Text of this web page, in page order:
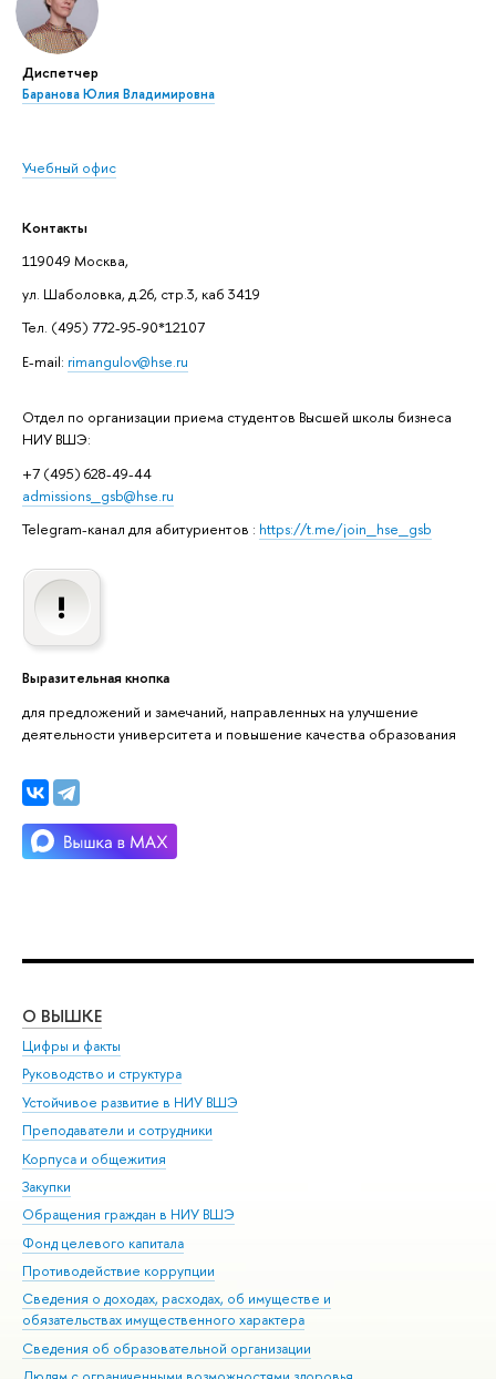
Диспетчер
Баранова Юлия Владимировна
Учебный офис
Контакты
119049 Москва,
ул. Шаболовка, д.26, стр.3, каб 3419
Тел. (495) 772-95-90*12107
E-mail: rimangulov@hse.ru
Отдел по организации приема студентов Высшей школы бизнеса
НИУ ВШЭ:
+7 (495) 628-49-44
admissions_gsb@hse.ru
Telegram-канал для абитуриентов : https://t.me/join_hse_gsb
Выразительная кнопка
для предложений и замечаний, направленных на улучшение
деятельности университета и повышение качества образования
О ВЫШКЕ
Цифры и факты
Руководство и структура
Устойчивое развитие в НИУ ВШЭ
Преподаватели и сотрудники
Корпуса и общежития
Закупки
Обращения граждан в НИУ ВШЭ
Фонд целевого капитала
Противодействие коррупции
Сведения о доходах, расходах, об имуществе и
обязательствах имущественного характера
Сведения об образовательной организации